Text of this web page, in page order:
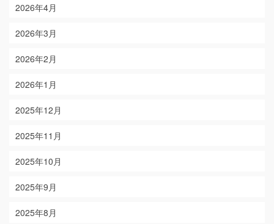
2026年4月
2026年3月
2026年2月
2026年1月
2025年12月
2025年11月
2025年10月
2025年9月
2025年8月